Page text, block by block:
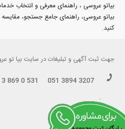
بیاتو عروسی ، راهنمای معرفی و انتخاب
بیاتو عروسی، راهنمای جامع جستجو، مقایسه
کنید.
جهت ثبت آگهی و تبلیغاتدر سایت بیا تو
051 3894 3207
869 0 531
.